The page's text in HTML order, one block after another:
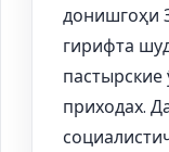
донишгоҳи
гирифта
приходах.